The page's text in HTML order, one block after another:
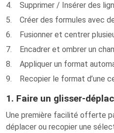
4. Supprimer / Insérer des
5. Créer des formules avec
6. Fusionner et centrer
7. Encadrer et ombrer un
8. Appliquer un format
9. Recopier le format d’une
1. Faire un glisser-
Une première facilité offerte
déplacer ou recopier une